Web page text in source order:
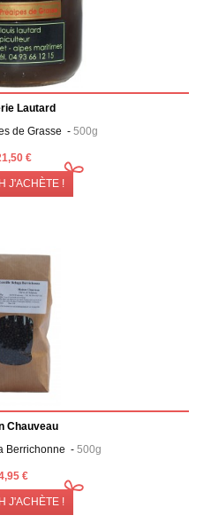
Lautard
de Grasse - 500g
€
J'ACHÈTE !
Chauveau
Berrichonne - 500g
€
J'ACHÈTE !